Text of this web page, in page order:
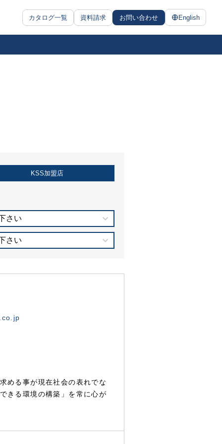
カタログ一覧 資料請求 お問い合わせ English
KSS加盟店
さい
さい
める事が現在社会の表れでな
きる環境の構築」を常に心が